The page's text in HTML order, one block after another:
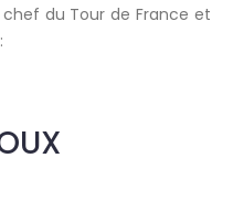
du Tour de France et